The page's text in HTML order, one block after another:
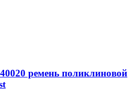
ремень поликлиновой